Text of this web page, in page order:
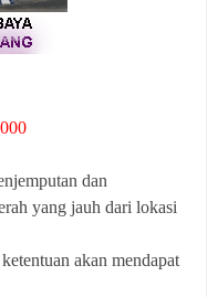
dan
yang jauh dari lokasi
akan mendapat